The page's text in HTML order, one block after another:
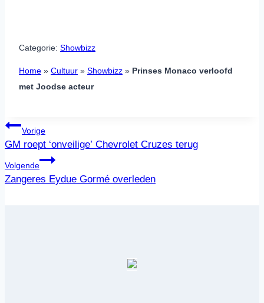
Categorie: Showbizz
Home » Cultuur » Showbizz » Prinses Monaco verloofd
met Joodse acteur
Bericht
navigatie
Vorige
GM roept ‘onveilige’ Chevrolet Cruzes terug
Volgende
Zangeres Eydue Gormé overleden